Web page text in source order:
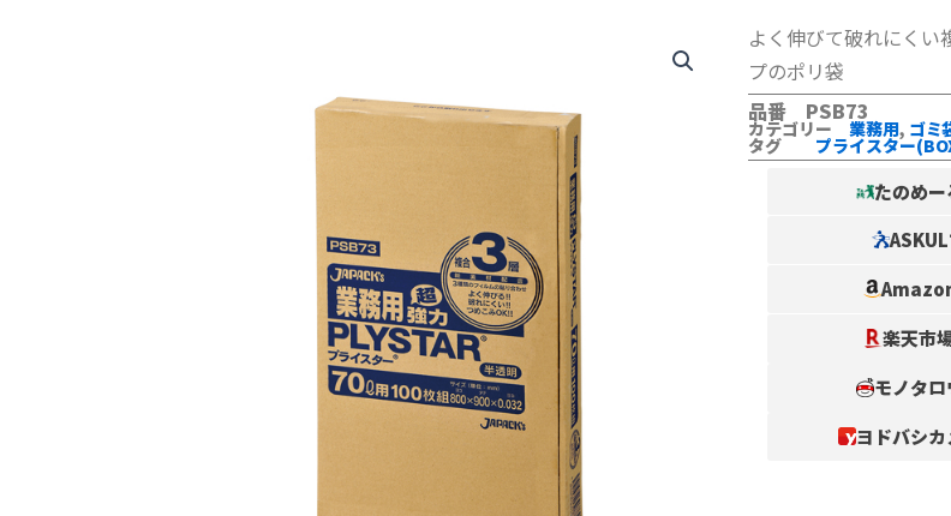
よく伸びて破れにくい
プのポリ袋
品番 PSB73
カテゴリー 業務用, ゴミ
タグ プライスター
たのめー
楽天市
モノタロ
ヨドバシ